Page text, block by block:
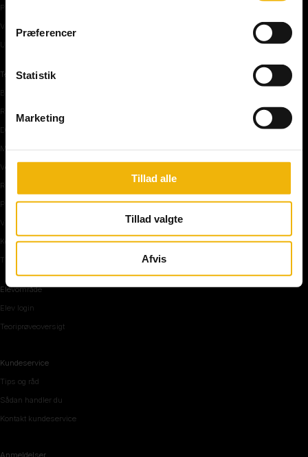
Præferencer
Statistik
Marketing
Tillad alle
Tillad valgte
Afvis
Påbudstavler
Vigepligtstavler
Undertavler
Teoriundervisning
Bilens teknik
Risikoforhold
De første manøvre på vej
Manøvre på vej
Vejkryds
Rundkørsel og motorvej
Parkering, mørke og tunnel
Vi mennesker
Køreteknik
Tips og råd inden teoriprøven
Elevområde
Elev login
Teoriprøveoversigt
Kundeservice
Tips og råd
Sådan handler du
Kontakt kundeservice
Anmeldelser